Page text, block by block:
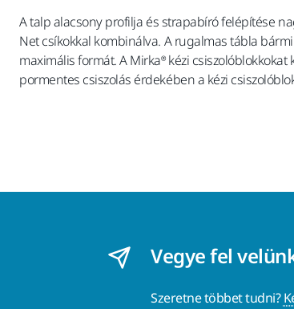
A talp alacsony profilja és strapabíró felépítése
Net csíkokkal kombinálva. A rugalmas tábla
maximális formát. A Mirka® kézi
pormentes csiszolás érdekében a kézi
Vegye fel
Szeretne többet tudni?